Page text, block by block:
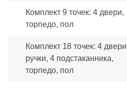
Комплект 9 точек: 4 двери,
торпедо, пол
Комплект 18 точек: 4
ручки, 4 подстаканника,
торпедо, пол